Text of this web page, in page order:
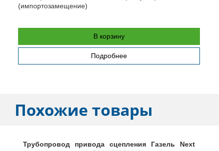
(импортозамещение)
В корзину
Подробнее
Похожие товары
Трубопровод привода сцепления Газель Next